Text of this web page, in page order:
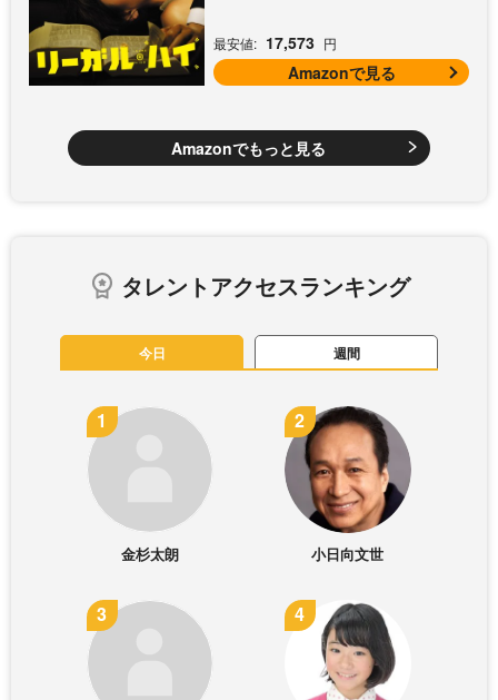
最安値: 17,573 円
Amazonで見る
Amazonでもっと見る
タレントアクセスランキング
今日 週間
金杉太朗 小日向文世